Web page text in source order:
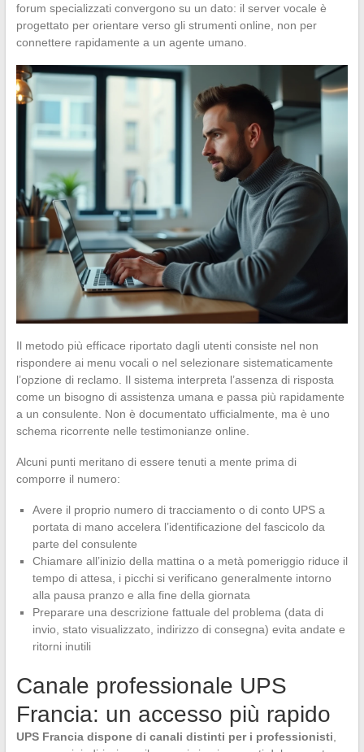
forum specializzati convergono su un dato: il server vocale è
progettato per orientare verso gli strumenti online, non per
connettere rapidamente a un agente umano.
Il metodo più efficace riportato dagli utenti consiste nel non
rispondere ai menu vocali o nel selezionare sistematicamente
l’opzione di reclamo. Il sistema interpreta l’assenza di risposta
come un bisogno di assistenza umana e passa più rapidamente
a un consulente. Non è documentato ufficialmente, ma è uno
schema ricorrente nelle testimonianze online.
Alcuni punti meritano di essere tenuti a mente prima di
comporre il numero:
Avere il proprio numero di tracciamento o di conto UPS a
portata di mano accelera l’identificazione del fascicolo da
parte del consulente
Chiamare all’inizio della mattina o a metà pomeriggio riduce il
tempo di attesa, i picchi si verificano generalmente intorno
alla pausa pranzo e alla fine della giornata
Preparare una descrizione fattuale del problema (data di
invio, stato visualizzato, indirizzo di consegna) evita andate e
ritorni inutili
Canale professionale UPS
Francia: un accesso più rapido
UPS Francia dispone di canali distinti per i professionisti